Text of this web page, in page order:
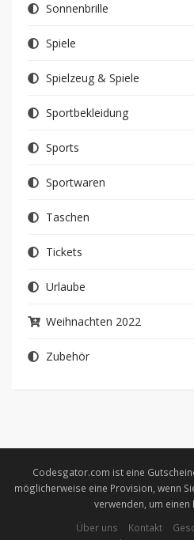
Sonnenbrille
Spiele
Spielzeug & Spiele
Sportbekleidung
Sports
Sportwaren
Taschen
Tickets
Urlaube
Weihnachten 2022
Zubehör
Codesgator.com ist eine
möglicherweise eine Provision, wenn
verwenden, um einen
Über uns
Kontakt